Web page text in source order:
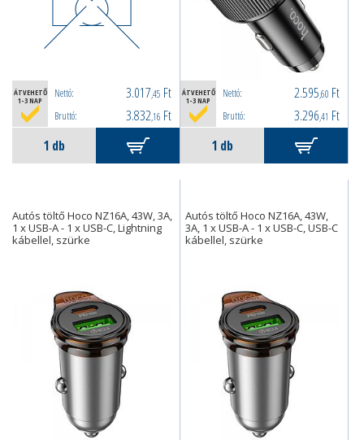
ÁTVEHETŐ
1-3 NAP
Nettó: 3.017,45 Ft
Bruttó: 3.832,16 Ft
ÁTVEHETŐ
1-3 NAP
Nettó: 2.595,60 Ft
Bruttó: 3.296,41 Ft
Autós töltő Hoco NZ16A, 43W, 3A,
1 x USB-A - 1 x USB-C, Lightning
kábellel, szürke
Autós töltő Hoco NZ16A, 43W,
3A, 1 x USB-A - 1 x USB-C, USB-C
kábellel, szürke